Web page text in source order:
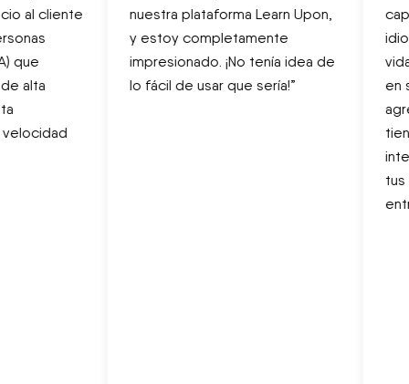
al cliente
que
alta
nuestra plataforma Learn Upon,
y estoy completamente
impresionado. ¡No tenía idea de
lo fácil de usar que sería!”
en
tus